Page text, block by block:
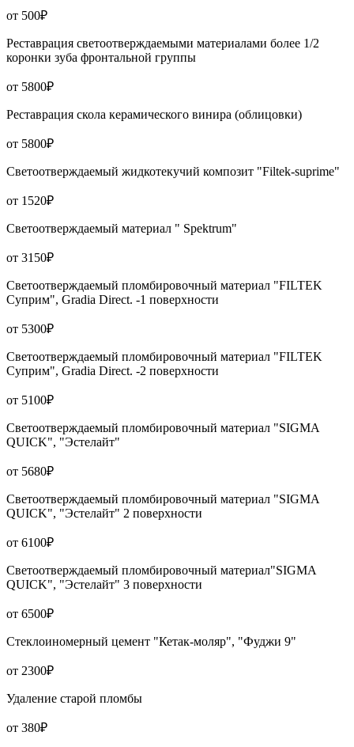
от 500₽
Реставрация светоотверждаемыми материалами более 1/2
коронки зуба фронтальной группы
от 5800₽
Реставрация скола керамического винира (облицовки)
от 5800₽
Светоотверждаемый жидкотекучий композит "Filtek-suprime"
от 1520₽
Светоотверждаемый материал " Spektrum"
от 3150₽
Светоотверждаемый пломбировочный материал "FILTEK
Суприм", Gradia Direct. -1 поверхности
от 5300₽
Светоотверждаемый пломбировочный материал "FILTEK
Суприм", Gradia Direct. -2 поверхности
от 5100₽
Светоотверждаемый пломбировочный материал "SIGMA
QUICK", "Эстелайт"
от 5680₽
Светоотверждаемый пломбировочный материал "SIGMA
QUICK", "Эстелайт" 2 поверхности
от 6100₽
Светоотверждаемый пломбировочный материал"SIGMA
QUICK", "Эстелайт" 3 поверхности
от 6500₽
Стеклоиномерный цемент "Кетак-моляр", "Фуджи 9"
от 2300₽
Удаление старой пломбы
от 380₽